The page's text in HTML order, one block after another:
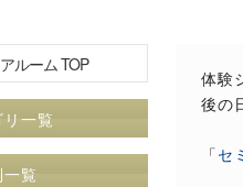
ルーム TOP
一覧
一覧
体験
後の
「セ